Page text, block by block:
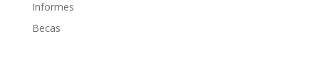
Informes
Becas